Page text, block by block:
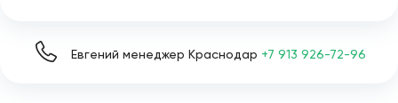
Евгений менеджер Краснодар +7 913 926-72-96